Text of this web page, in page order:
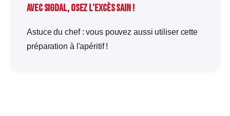
Avec Sigdal, osez l'excès sain !
Astuce du chef : vous pouvez aussi utiliser cette
préparation à l'apéritif !